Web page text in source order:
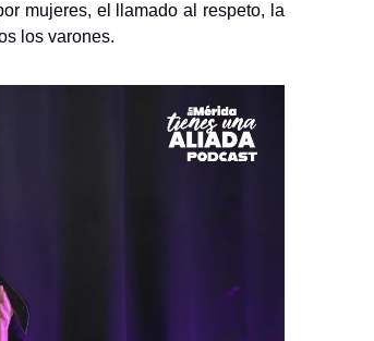
mujeres, el llamado al respeto, la
los varones.